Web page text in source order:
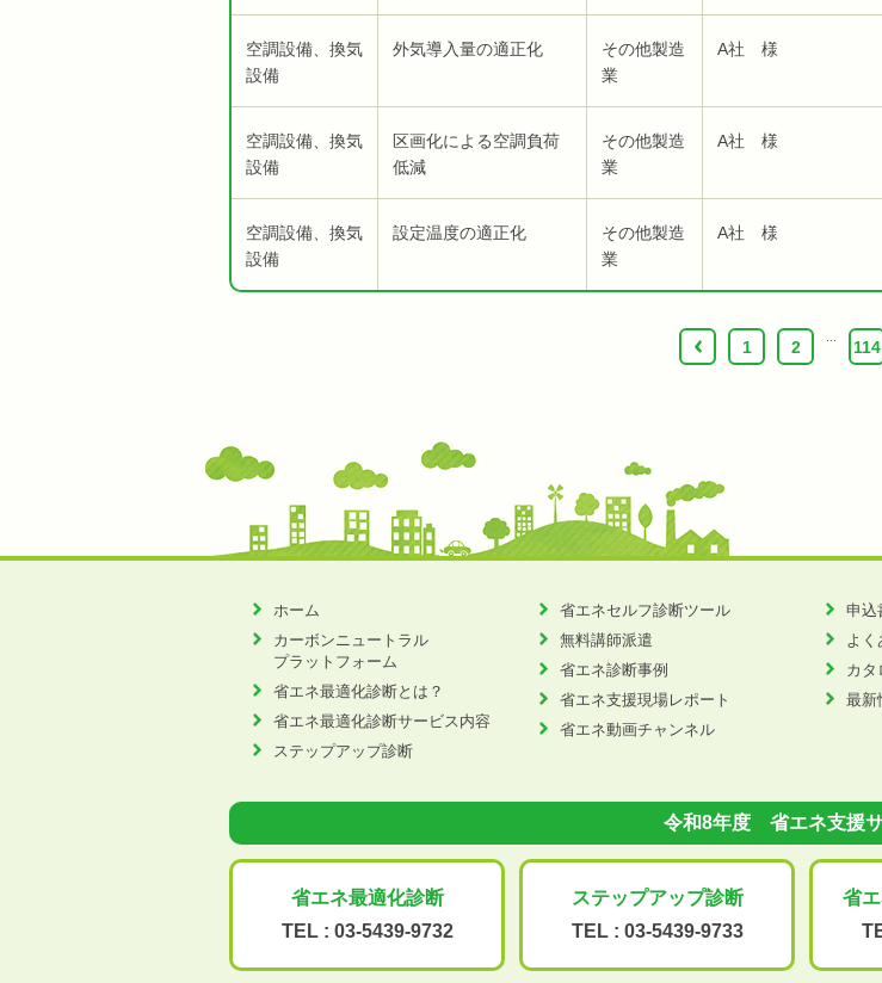
空調設備、換気
設備
外気導入量の適正化
その他製造
業
A社 様
空調設備、換気
設備
区画化による空調負荷
低減
その他製造
業
A社 様
空調設備、換気
設備
設定温度の適正化
その他製造
業
A社 様
‹ 1 2 114
ホーム
カーボンニュートラル
プラットフォーム
省エネ最適化診断とは？
省エネ最適化診断サービス内容
ステップアップ診断
省エネセルフ診断ツール
無料講師派遣
省エネ診断事例
省エネ支援現場レポート
省エネ動画チャンネル
申込
よく
カタ
最新
令和8年度 省エネ支援
省エネ最適化診断
TEL : 03-5439-9732
ステップアップ診断
TEL : 03-5439-9733
省